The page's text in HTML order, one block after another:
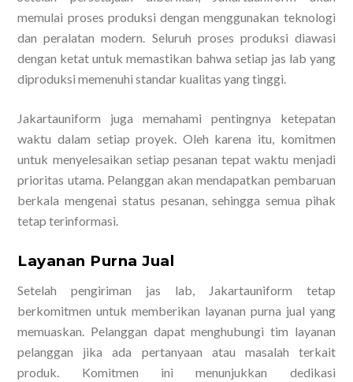
memulai proses produksi dengan menggunakan teknologi
dan peralatan modern. Seluruh proses produksi diawasi
dengan ketat untuk memastikan bahwa setiap jas lab yang
diproduksi memenuhi standar kualitas yang tinggi.
Jakartauniform juga memahami pentingnya ketepatan
waktu dalam setiap proyek. Oleh karena itu, komitmen
untuk menyelesaikan setiap pesanan tepat waktu menjadi
prioritas utama. Pelanggan akan mendapatkan pembaruan
berkala mengenai status pesanan, sehingga semua pihak
tetap terinformasi.
Layanan Purna Jual
Setelah pengiriman jas lab, Jakartauniform tetap
berkomitmen untuk memberikan layanan purna jual yang
memuaskan. Pelanggan dapat menghubungi tim layanan
pelanggan jika ada pertanyaan atau masalah terkait
produk. Komitmen ini menunjukkan dedikasi